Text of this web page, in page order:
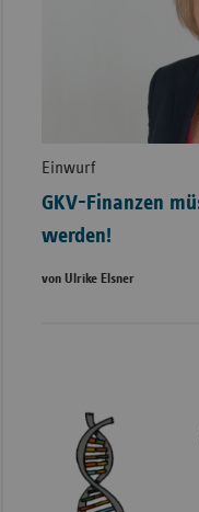
Einwurf
GKV-Finanzen
werden!
von Ulrike Elsner